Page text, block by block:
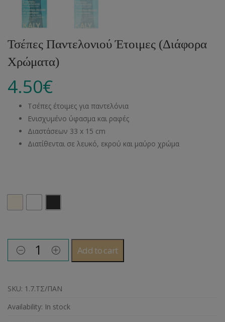
Τσέπες Παντελονιού Έτοιμες (Διάφορα
Χρώματα)
4.50€
Τσέπες έτοιμες για παντελόνια
Ενισχυμένο ύφασμα και ραφές
Διαστάσεων 33 x 15 cm
Διατίθενται σε λευκό, εκρού και μαύρο χρώμα
Add to cart
SKU: 1.7.ΤΣ/ΠΑΝ
Availability: In stock